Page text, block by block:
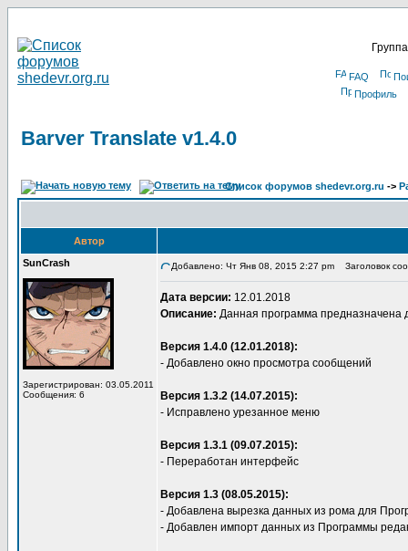
FAQ
Профиль
Barver Translate v1.4.0
Список форумов shedevr.org.ru ->
Автор
SunCrash
Зарегистрирован: 03.05.2011
Сообщения: 6
Добавлено: Чт Янв 08, 2015 2:27 pm Заголовок
Дата версии: 12.01.2018
Описание: Данная программа предназначена
Версия 1.4.0 (12.01.2018):
- Добавлено окно просмотра сообщений
Версия 1.3.2 (14.07.2015):
- Исправлено урезанное меню
Версия 1.3.1 (09.07.2015):
- Переработан интерфейс
Версия 1.3 (08.05.2015):
- Добавлена вырезка данных из рома для
- Добавлен импорт данных из Программы